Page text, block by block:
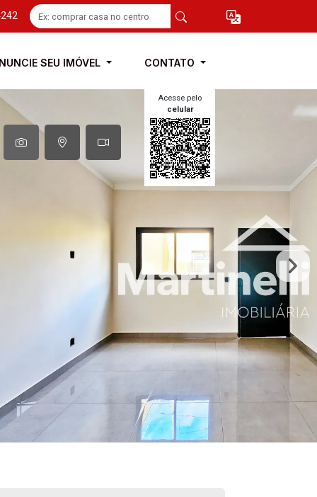
SEU IMÓVEL CONTATO
Acesse pelo
celular